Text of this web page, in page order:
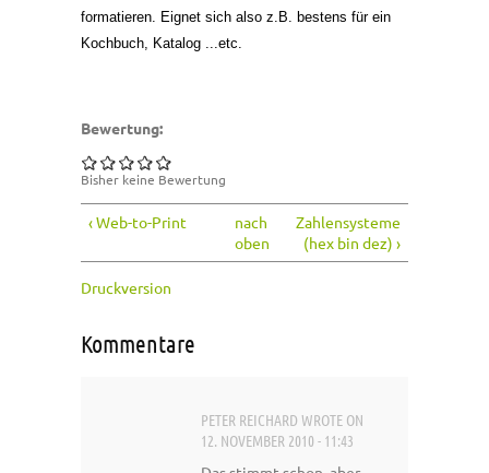
formatieren. Eignet sich also z.B. bestens für ein
Kochbuch, Katalog ...etc.
Bewertung:
Bisher keine Bewertung
‹ Web-to-Print
nach
oben
Zahlensysteme
(hex bin dez) ›
Druckversion
Kommentare
PETER REICHARD WROTE ON
12. NOVEMBER 2010 - 11:43